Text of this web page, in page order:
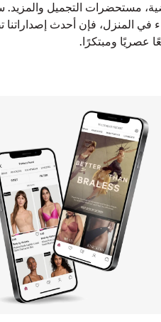
مستحضرات التجميل
في المنزل، فإن أحدث
عصريًا ومبتكرًا.